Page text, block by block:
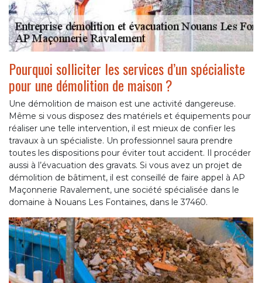
Pourquoi solliciter les services d’un spécialiste
pour une démolition de maison ?
Une démolition de maison est une activité dangereuse.
Même si vous disposez des matériels et équipements pour
réaliser une telle intervention, il est mieux de confier les
travaux à un spécialiste. Un professionnel saura prendre
toutes les dispositions pour éviter tout accident. Il procéder
aussi à l’évacuation des gravats. Si vous avez un projet de
démolition de bâtiment, il est conseillé de faire appel à AP
Maçonnerie Ravalement, une société spécialisée dans le
domaine à Nouans Les Fontaines, dans le 37460.